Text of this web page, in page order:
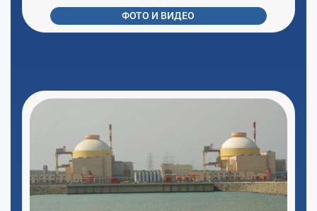
ФОТО И ВИДЕО